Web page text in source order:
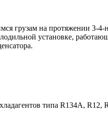
грузам на протяжении 3-
установке,
типа R134A, R12,